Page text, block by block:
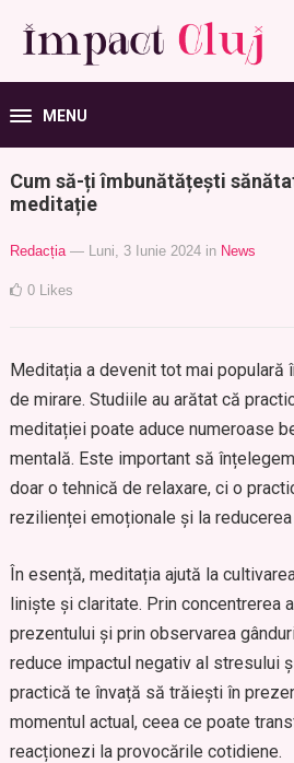
MENU
Cum să-ți îmbunătățești
meditație
Redacția — Luni, 3 Iunie 2024 in News
0 Likes
Meditația a devenit tot mai populară
de mirare. Studiile au arătat că
meditației poate aduce numeroase
mentală. Este important să
doar o tehnică de relaxare, ci o
rezilienței emoționale și la
În esență, meditația ajută la
liniște și claritate. Prin concentrerea
prezentului și prin observarea
reduce impactul negativ al stresului
practică te învață să trăiești în
momentul actual, ceea ce poate
reacționezi la provocările cotidiene.